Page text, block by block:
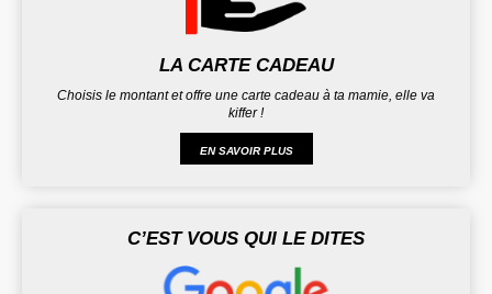
LA CARTE CADEAU
Choisis le montant et offre une carte cadeau à ta mamie, elle va
kiffer !
EN SAVOIR PLUS
C’EST VOUS QUI LE DITES